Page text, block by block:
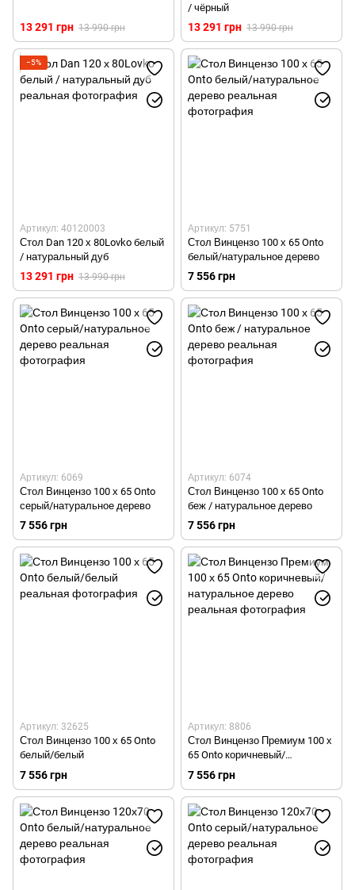
13 291 грн 13 990 грн
/ чёрный
13 291 грн 13 990 грн
−5%
Артикул: 40120003
Стол Dan 120 х 80Lovko белый
/ натуральный дуб
13 291 грн 13 990 грн
Артикул: 5751
Стол Винцензо 100 х 65 Onto
белый/натуральное дерево
7 556 грн
Артикул: 6069
Стол Винцензо 100 х 65 Onto
серый/натуральное дерево
7 556 грн
Артикул: 6074
Стол Винцензо 100 х 65 Onto
беж / натуральное дерево
7 556 грн
Артикул: 32625
Стол Винцензо 100 х 65 Onto
белый/белый
7 556 грн
Артикул: 8806
Стол Винцензо Премиум 100 х
65 Onto коричневый/
натуральное дерево
7 556 грн